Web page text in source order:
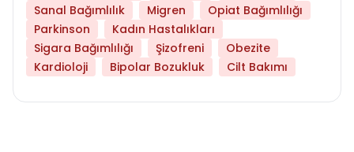
Sanal Bağımlılık
Migren
Opiat Bağımlılığı
Parkinson
Kadın Hastalıkları
Sigara Bağımlılığı
Şizofreni
Obezite
Kardioloji
Bipolar Bozukluk Cilt Bakımı